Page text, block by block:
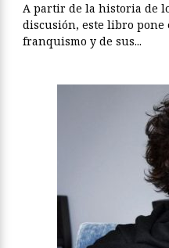
A partir de la historia de
discusión, este libro pone
franquismo y de sus...